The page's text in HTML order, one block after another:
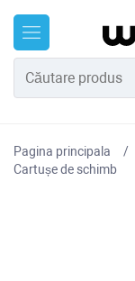
Pagina principala
Cartușe de schimb